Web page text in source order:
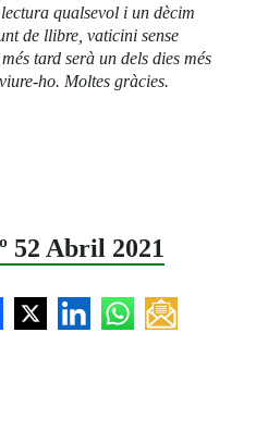
qualsevol i un dècim
de llibre, vaticini sense
tard serà un dels dies més
ho. Moltes gràcies.
52 Abril 2021